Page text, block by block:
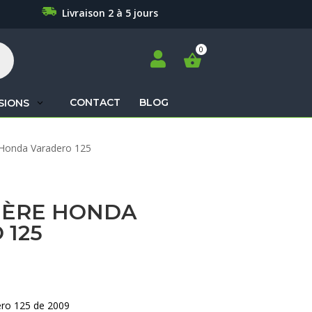
Livraison 2 à 5 jours

CONTACT BLOG
Varadero 125
HONDA
125
125 de 2009